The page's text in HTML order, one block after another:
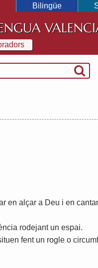
Bilingüe
en alçar a Deu i en cantar
rodejant un espai.
fent un rogle o